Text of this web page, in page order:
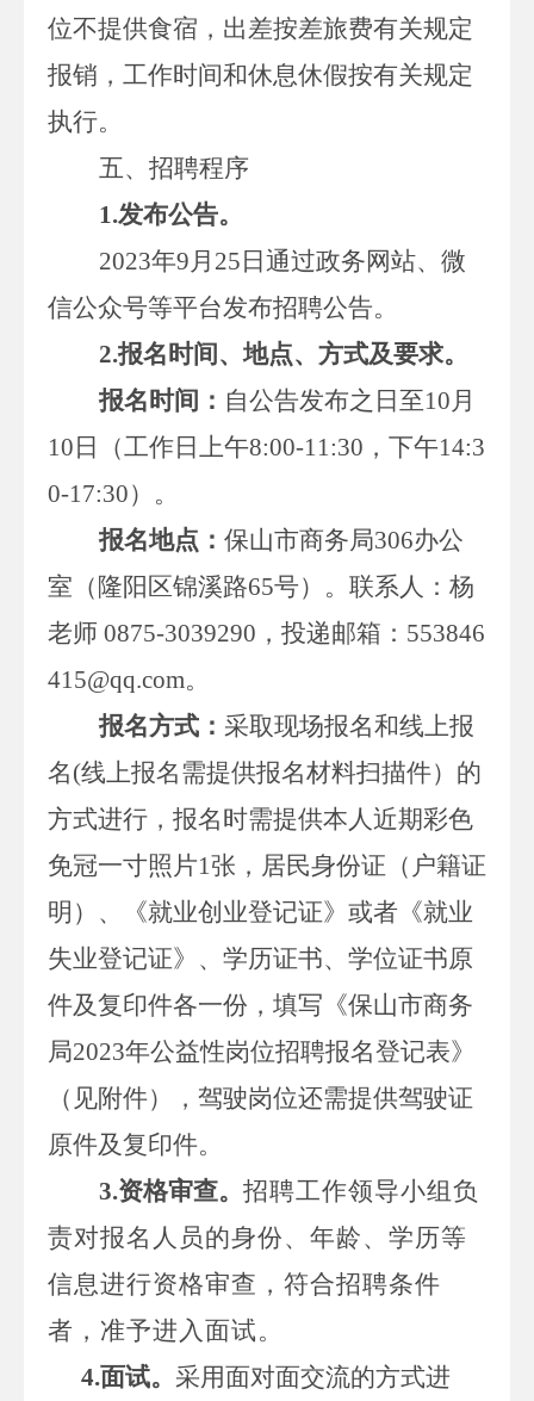
位不提供食宿，出差按差旅费有关规定
报销，工作时间和休息休假按有关规定
执行。
五、招聘程序
1.发布公告。
2023年9月 25 日 通过政务网站、微
信公众号等平台发布招聘公告。
2.报名时间、地点、方式及要求。
报名时间： 自公告发布之日至10月
10 日（工作日上午8:00-11:30 ，下午14:3
0-17:30）。
报名地点： 保山市商务局306办公
室 （隆阳区锦溪路65号）。联系人： 杨
老师 0875-3039290 ，投递邮箱： 553846
415@qq.com。
报名方式： 采取现场报名和线上报
名(线上报名需提供报名材料扫描件） 的
方式进行，报名时需提供本人近期彩色
免冠一寸照片1张，居民身份证（户籍证
明）、《就业创业登记证》或者《就业
失业登记证》、学历证书、学位证书原
件及复印件各一份 ， 填写《保山市商务
局2023年公益性岗位招聘报名登记表》
（见附件）
， 驾驶岗位还需提供驾驶证
原件及复印件。
3.资格审查。 招聘工作领导小组负
责对报名人员的身份、年龄、学历等
信息进行资格审查，符合招聘条件
者，准予进入面试。
4.面试。 采用面对面交流的方式进